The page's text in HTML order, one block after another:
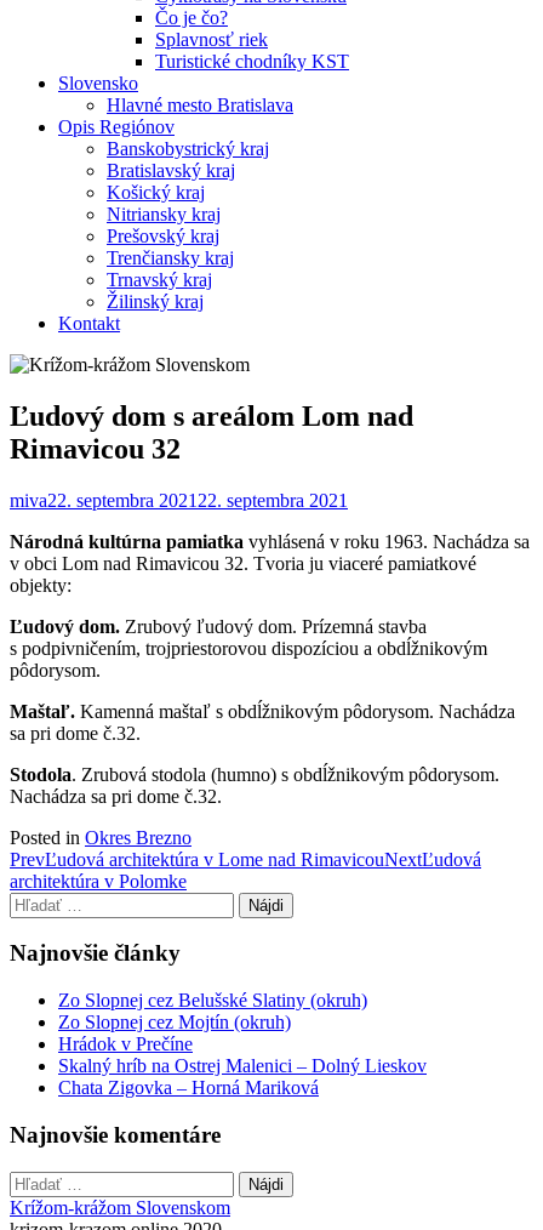
Čo je čo?
Splavnosť riek
Turistické chodníky KST
Slovensko
Hlavné mesto Bratislava
Opis Regiónov
Banskobystrický kraj
Bratislavský kraj
Košický kraj
Nitriansky kraj
Prešovský kraj
Trenčiansky kraj
Trnavský kraj
Žilinský kraj
Kontakt
Ľudový dom s areálom Lom nad
Rimavicou 32
miva22. septembra 2021 22. septembra 2021
Národná kultúrna pamiatka vyhlásená v roku 1963. Nachádza sa
v obci Lom nad Rimavicou 32. Tvoria ju viaceré pamiatkové
objekty:
Ľudový dom. Zrubový ľudový dom. Prízemná stavba
s podpivničením, trojpriestorovou dispozíciou a obdĺžnikovým
pôdorysom.
Maštaľ. Kamenná maštaľ s obdĺžnikovým pôdorysom. Nachádza
sa pri dome č.32.
Stodola. Zrubová stodola (humno) s obdĺžnikovým pôdorysom.
Nachádza sa pri dome č.32.
Posted in Okres Brezno
Post
navigation
PrevĽudová architektúra v Lome nad RimavicouNextĽudová
architektúra v Polomke
Hľadať:
Najnovšie články
Zo Slopnej cez Belušské Slatiny (okruh)
Zo Slopnej cez Mojtín (okruh)
Hrádok v Prečíne
Skalný hríb na Ostrej Malenici – Dolný Lieskov
Chata Zigovka – Horná Mariková
Najnovšie komentáre
Hľadať:
Krížom-krážom Slovenskom